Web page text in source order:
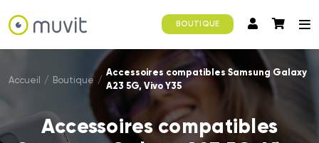
BOUTIQUE
Accueil / Boutique /
Accessoires compatibles Samsung Galaxy
A23 5G, Vivo Y35
Accessoires compatibles